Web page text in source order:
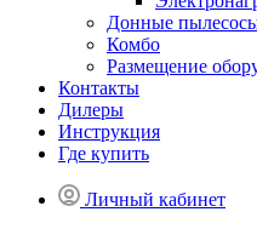
Донные
Комбо
Размещение
Контакты
Дилеры
Инструкция
Где купить
Личный кабинет